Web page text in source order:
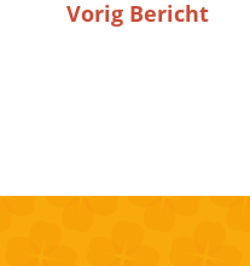
Vorig Bericht